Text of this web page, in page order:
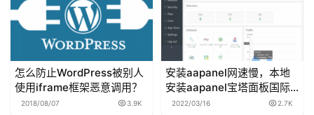
其次就是百度的阿拉丁通道了，论权重新浪、搜狐等大型网
站不比百度经验差，但是百度为了让自己旗下产品生存，获
得流量，只有通过后门技术，直接用百度经验的页面来做排
名。之所以给百度经验排名也不给原创博客的我，原因是我
的博客目前来讲信誉度不够，也就是俗称的权重不够。
怎么防止WordPress被别人
使用iframe框架恶意调用？
2018/08/07 3.9K
安装aapanel网速慢，本地
安装aapanel宝塔面板国际
版教程
2022/03/16 2.7K